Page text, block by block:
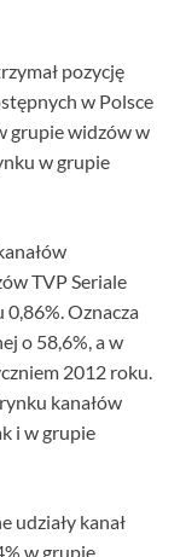
pozycję
w Polsce
grupie widzów w
w grupie
TVP Seriale
0,86%. Oznacza
o 58,6%, a w
2012 roku.
kanałów
i w grupie
udziały kanał
w grupie